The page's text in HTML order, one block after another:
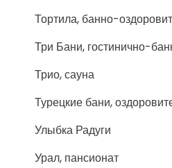
Тортила, банно-
Три Бани, гостинично-
Трио, сауна
Турецкие бани,
Улыбка Радуги
Урал, пансионат